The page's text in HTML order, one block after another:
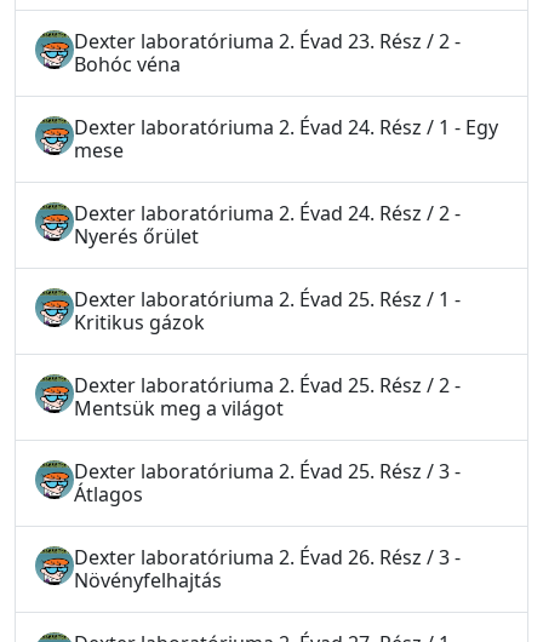
Dexter laboratóriuma 2. Évad 23. Rész / 2 -
Bohóc véna
Dexter laboratóriuma 2. Évad 24. Rész / 1 - Egy
mese
Dexter laboratóriuma 2. Évad 24. Rész / 2 -
Nyerés őrület
Dexter laboratóriuma 2. Évad 25. Rész / 1 -
Kritikus gázok
Dexter laboratóriuma 2. Évad 25. Rész / 2 -
Mentsük meg a világot
Dexter laboratóriuma 2. Évad 25. Rész / 3 -
Átlagos
Dexter laboratóriuma 2. Évad 26. Rész / 3 -
Növényfelhajtás